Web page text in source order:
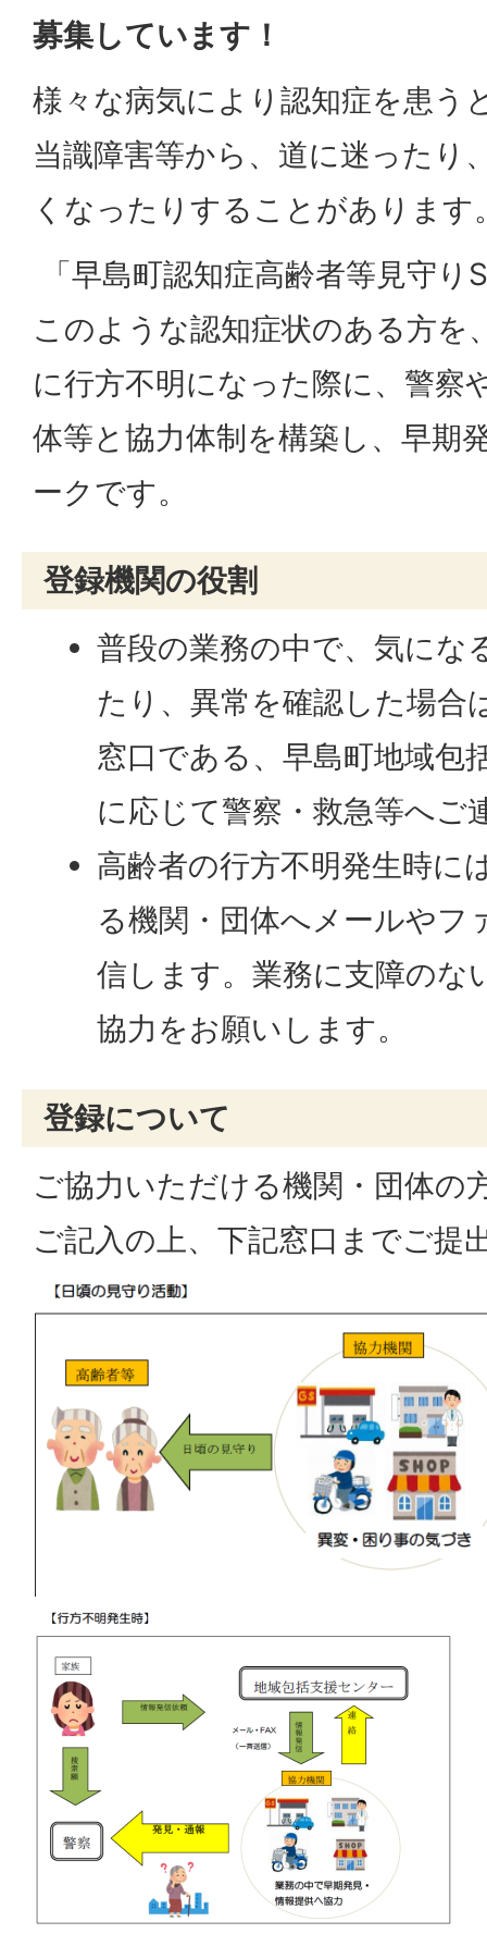
募集しています！
様々な病気により認知症を患う
当識障害等から、道に迷ったり
くなったりすることがあります
「早島町認知症高齢者等見守
このような認知症状のある方を
に行方不明になった際に、警察
体等と協力体制を構築し、早期
ークです。
登録機関の役割
普段の業務の中で、気にな
たり、異常を確認した場合
窓口である、早島町地域包
に応じて警察・救急等へご
高齢者の行方不明発生時に
る機関・団体へメールやフ
信します。業務に支障のな
協力をお願いします。
登録について
ご協力いただける機関・団体の
ご記入の上、下記窓口までご提